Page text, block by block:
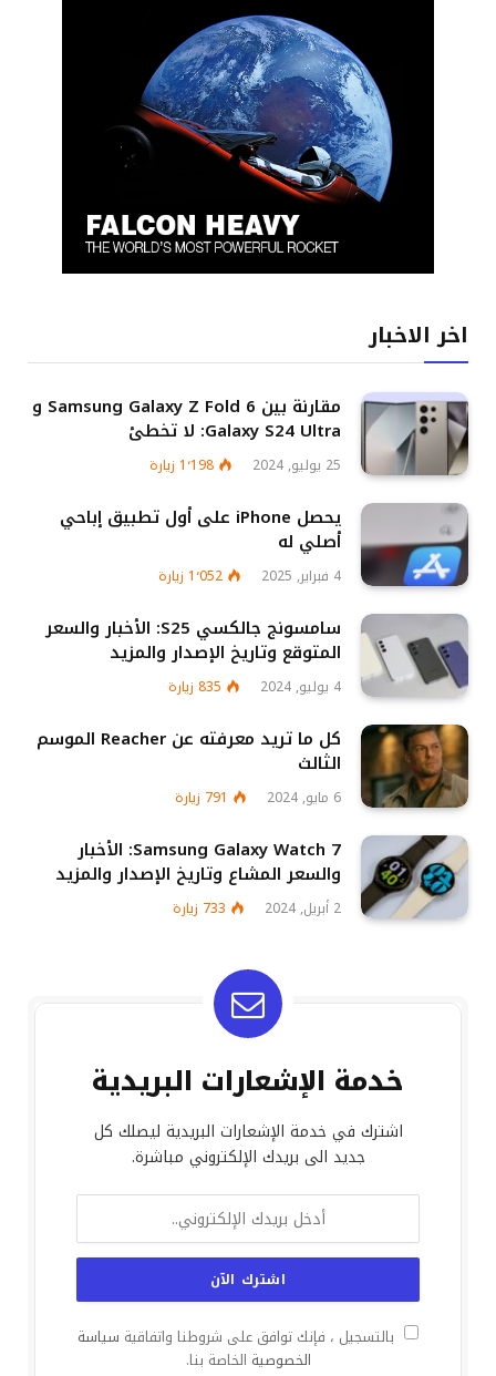
اخر الاخبار
مقارنة بين Samsung Galaxy Z Fold 6 و
Galaxy S24 Ultra: لا تخطئ
25 يوليو, 2024 1٬198 زيارة
يحصل iPhone على أول تطبيق إباحي
أصلي له
4 فبراير, 2025 1٬052 زيارة
سامسونج جالكسي S25: الأخبار والسعر
المتوقع وتاريخ الإصدار والمزيد
4 يوليو, 2024 835 زيارة
كل ما تريد معرفته عن Reacher الموسم
الثالث
6 مايو, 2024 791 زيارة
Samsung Galaxy Watch 7: الأخبار
والسعر المشاع وتاريخ الإصدار والمزيد
2 أبريل, 2024 733 زيارة
خدمة الإشعارات البريدية
اشترك في خدمة الإشعارات البريدية ليصلك كل
جديد الى بريدك الإلكتروني مباشرة.
بالتسجيل ، فإنك توافق على شروطنا واتفاقية سياسة
الخصوصية الخاصة بنا.